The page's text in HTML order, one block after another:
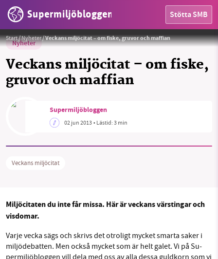
Supermiljöbloggen Stötta SMB
OMRÅDEN
Facebook Instagram BlueSky
Start/Nyheter/Veckans miljöcitat – om fiske, gruvor och maffian
Nyheter
Veckans miljöcitat – om fiske,
gruvor och maffian
Supermiljöbloggen
02 jun 2013• Lästid:3 min
Veckans miljöcitat
Mil­jö­ci­ta­ten du inte får missa. Här är veckans värsting­ar och
visdomar.
Varje vecka sägs och skrivs det otroligt mycket smarta saker i
mil­jö­de­bat­ten. Men också mycket som är helt galet. Vi på Su­